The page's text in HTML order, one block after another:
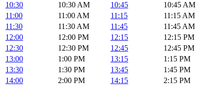
10:30
10:30 AM 10:45
10:45 AM
11:00
11:00 AM 11:15
11:15 AM
11:30
11:30 AM 11:45
11:45 AM
12:00
12:00 PM 12:15
12:15 PM
12:30
12:30 PM 12:45
12:45 PM
13:00
1:00 PM 13:15
1:15 PM
13:30
1:30 PM 13:45
1:45 PM
14:00
2:00 PM 14:15
2:15 PM